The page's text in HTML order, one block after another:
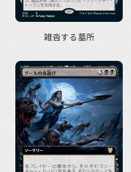
雑沓する墓所